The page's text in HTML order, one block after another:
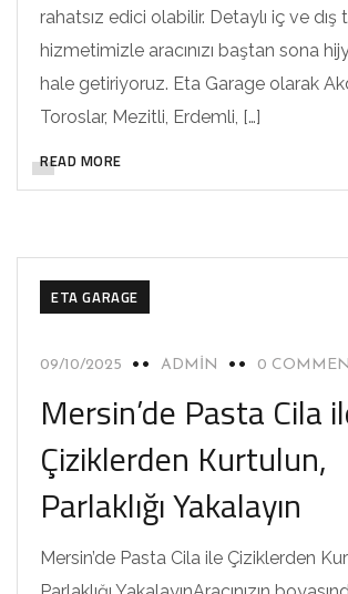
rahatsız edici olabilir. Detaylı iç ve dış
hizmetimizle aracınızı baştan sona
hale getiriyoruz. Eta Garage olarak
Toroslar, Mezitli, Erdemli, […]
READ MORE
ETA GARAGE
09/10/2025 ADMIN 0
Mersin’de Pasta Cila
Çiziklerden Kurtulun,
Parlaklığı Yakalayın
Mersin’de Pasta Cila ile Çiziklerden